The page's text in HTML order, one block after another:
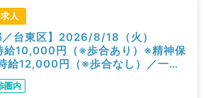
人
台東区】2026/8/18（火）
10,000円（※歩合あり）※精神保
給12,000円（※歩合なし）／一般
圏内